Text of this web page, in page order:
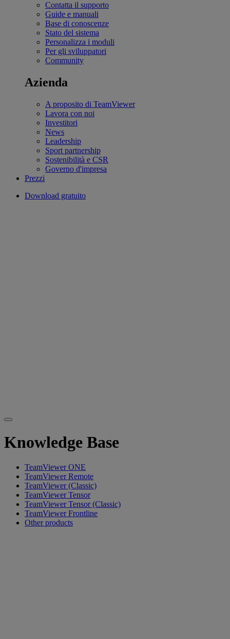
Contatta il supporto
Guide e manuali
Base di conoscenze
Stato del sistema
Personalizza i moduli
Per gli sviluppatori
Community
Azienda
A proposito di TeamViewer
Lavora con noi
Investitori
News
Leadership
Sport partnership
Sostenibilità e CSR
Governo d'impresa
Prezzi
Download gratuito
Knowledge Base
TeamViewer ONE
TeamViewer Remote
TeamViewer (Classic)
TeamViewer Tensor
TeamViewer Tensor (Classic)
TeamViewer Frontline
Other products